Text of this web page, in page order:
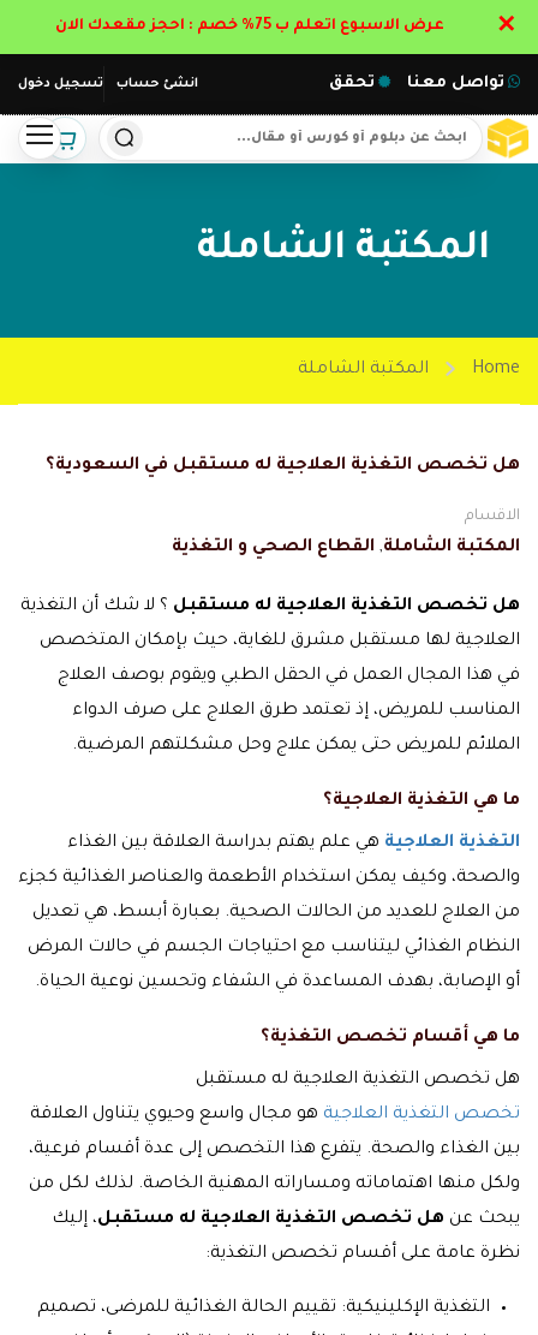
انشئ حساب تسجيل دخول تواصل معنا تحقق
المكتبة الشاملة
Home المكتبة الشاملة
هل تخصص التغذية العلاجية له مستقبل في السعودية؟
الاقسام
المكتبة الشاملة, القطاع الصحي و التغذية
هل تخصص التغذية العلاجية له مستقبل ؟ لا شك أن التغذية
العلاجية لها مستقبل مشرق للغاية، حيث بإمكان المتخصص
في هذا المجال العمل في الحقل الطبي ويقوم بوصف العلاج
المناسب للمريض، إذ تعتمد طرق العلاج على صرف الدواء
الملائم للمريض حتى يمكن علاج وحل مشكلتهم المرضية.
ما هي التغذية العلاجية؟
التغذية العلاجية هي علم يهتم بدراسة العلاقة بين الغذاء
والصحة، وكيف يمكن استخدام الأطعمة والعناصر الغذائية كجزء
من العلاج للعديد من الحالات الصحية. بعبارة أبسط، هي تعديل
النظام الغذائي ليتناسب مع احتياجات الجسم في حالات المرض
أو الإصابة، بهدف المساعدة في الشفاء وتحسين نوعية الحياة.
ما هي أقسام تخصص التغذية؟
هل تخصص التغذية العلاجية له مستقبل
تخصص التغذية العلاجية هو مجال واسع وحيوي يتناول العلاقة
بين الغذاء والصحة. يتفرع هذا التخصص إلى عدة أقسام فرعية،
ولكل منها اهتماماته ومساراته المهنية الخاصة. لذلك لكل من
يبحث عن هل تخصص التغذية العلاجية له مستقبل، إليك
نظرة عامة على أقسام تخصص التغذية:
التغذية الإكلينيكية: تقييم الحالة الغذائية للمرضى، تصميم
عرض الاسبوع اتعلم ب 75% خصم : احجز مقعدك الان ✕